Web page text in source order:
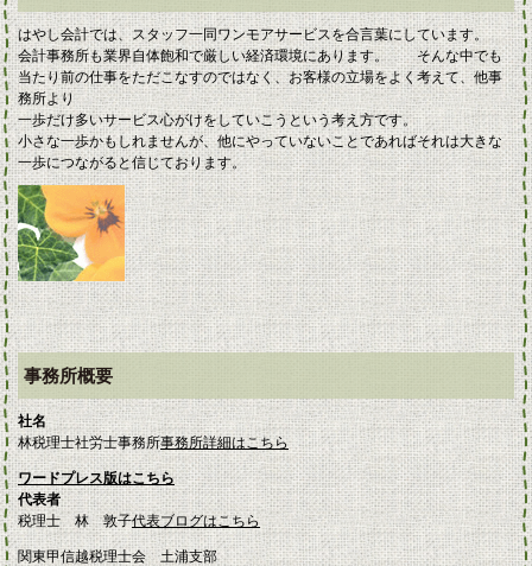
はやし会計では、スタッフ一同ワンモアサービスを合言葉にしています。
会計事務所も業界自体飽和で厳しい経済環境にあります。 そんな中でも
当たり前の仕事をただこなすのではなく、お客様の立場をよく考えて、他事
務所より
一歩だけ多いサービス心がけをしていこうという考え方です。
小さな一歩かもしれませんが、他にやっていないことであればそれは大きな
一歩につながると信じております。
事務所概要
社名
林税理士社労士事務所事務所詳細はこちら
ワードプレス版はこちら
代表者
税理士 林 敦子代表ブログはこちら
関東甲信越税理士会 土浦支部